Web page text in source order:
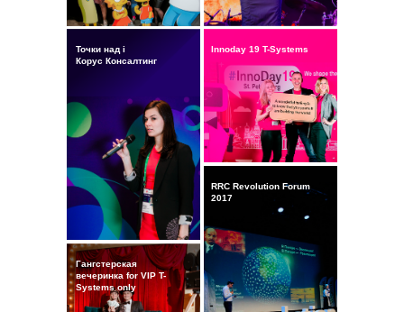
Точки над i
Корус Консалтинг
Innoday 19 T-Systems
RRC Revolution Forum
2017
Гангстерская
вечеринка for VIP T-
Systems only